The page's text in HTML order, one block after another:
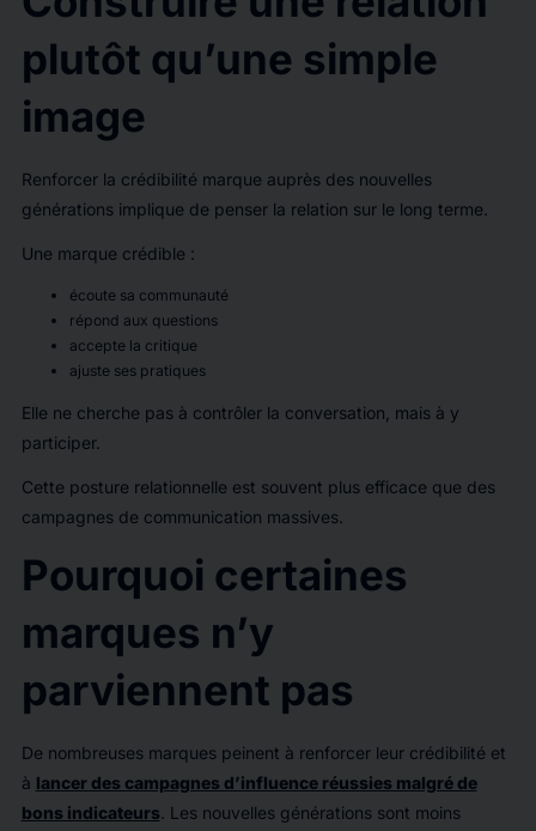
plutôt qu’une simple
image
Renforcer la crédibilité marque auprès des nouvelles
générations implique de penser la relation sur le long terme.
Une marque crédible :
écoute sa communauté
répond aux questions
accepte la critique
ajuste ses pratiques
Elle ne cherche pas à contrôler la conversation, mais à y
participer.
Cette posture relationnelle est souvent plus efficace que des
campagnes de communication massives.
Pourquoi certaines
marques n’y
parviennent pas
De nombreuses marques peinent à renforcer leur crédibilité et
à lancer des campagnes d’influence réussies malgré de
bons indicateurs. Les nouvelles générations sont moins